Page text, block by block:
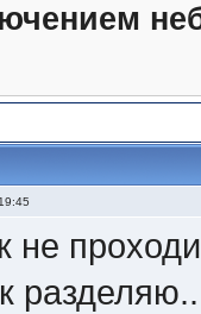
не
разделяю..